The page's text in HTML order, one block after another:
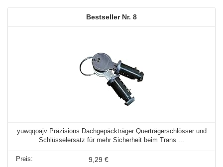
8
yuwqqoajv Präzisions Dachgepäckträger Querträgerschlösser und
Schlüsselersatz für mehr Sicherheit beim Trans ...
9,29 €